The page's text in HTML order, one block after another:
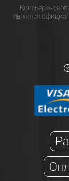
Консьерж-
является